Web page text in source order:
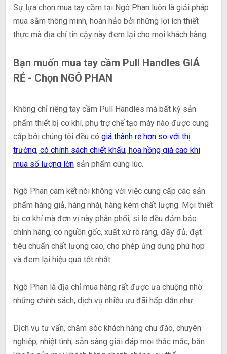
Sự lựa chọn mua tay cầm tại Ngô Phan luôn là giải pháp
mua sắm thông minh, hoàn hảo bởi những lợi ích thiết
thực mà địa chỉ tin cậy này đem lại cho mọi khách hàng.
Bạn muốn mua tay cầm Pull Handles GIÁ
RẺ - Chọn NGÔ PHAN
Không chỉ riêng tay cầm Pull Handles mà bất kỳ sản
phẩm thiết bị cơ khí, phụ trợ chế tạo máy nào được cung
cấp bởi chúng tôi đều có giá thành rẻ hơn so với thị
trường, có chính sách chiết khấu, hoa hồng giá cao khi
mua số lượng lớn sản phẩm cùng lúc.
Ngô Phan cam kết nói không với việc cung cấp các sản
phẩm hàng giả, hàng nhái, hàng kém chất lượng. Mọi thiết
bị cơ khí mà đơn vị này phân phối, sỉ lẻ đều đảm bảo
chính hãng, có nguồn gốc, xuất xứ rõ ràng, đầy đủ, đạt
tiêu chuẩn chất lượng cao, cho phép ứng dụng phù hợp
và đem lại hiệu quả tốt nhất.
Ngô Phan là địa chỉ mua hàng rất được ưa chuộng nhờ
những chính sách, dịch vụ nhiều ưu đãi hấp dẫn như:
Dịch vụ tư vấn, chăm sóc khách hàng chu đáo, chuyên
nghiệp, nhiệt tình, sẵn sàng giải đáp mọi thắc mắc, băn